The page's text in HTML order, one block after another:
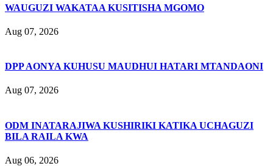
WAUGUZI WAKATAA KUSITISHA MGOMO
Aug 07, 2026
DPP AONYA KUHUSU MAUDHUI HATARI MTANDAONI
Aug 07, 2026
ODM INATARAJIWA KUSHIRIKI KATIKA UCHAGUZI
BILA RAILA KWA
Aug 06, 2026